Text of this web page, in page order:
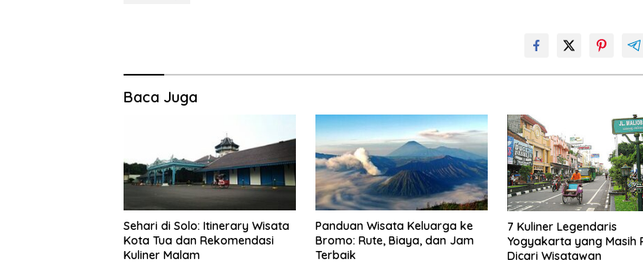
Baca Juga
Sehari di Solo: Itinerary Wisata
Kota Tua dan Rekomendasi
Kuliner Malam
Panduan Wisata Keluarga ke
Bromo: Rute, Biaya, dan Jam
Terbaik
7 Kuliner Legendaris
Yogyakarta yang Masih
Dicari Wisatawan